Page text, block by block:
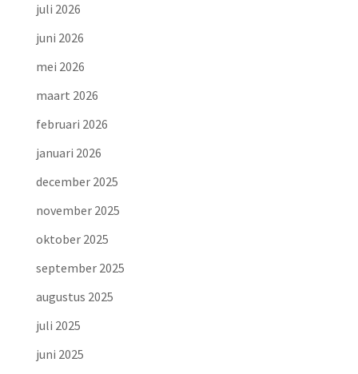
juli 2026
juni 2026
mei 2026
maart 2026
februari 2026
januari 2026
december 2025
november 2025
oktober 2025
september 2025
augustus 2025
juli 2025
juni 2025